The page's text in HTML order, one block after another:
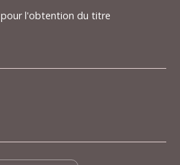
l'obtention du titre